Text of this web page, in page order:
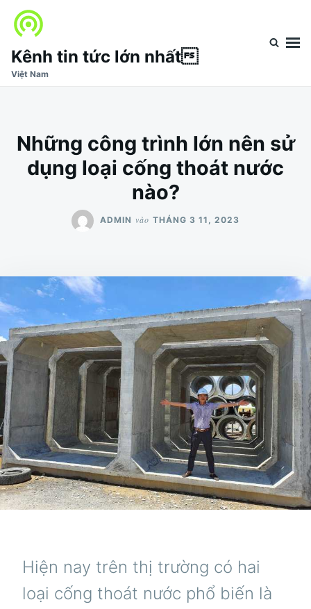
Nhảy
đến
nội
dung
Tìm
kiếm
cho:
Kênh tin tức lớn nhất
Việt Nam
Những công trình lớn nên sử
dụng loại cống thoát nước
nào?
ADMIN vào THÁNG 3 11, 2023
Hiện nay trên thị trường có hai
loại cống thoát nước phổ biến là